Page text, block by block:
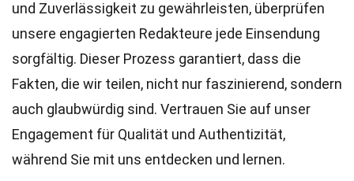
und Zuverlässigkeit zu gewährleisten, überprüfen
unsere engagierten Redakteure jede Einsendung
sorgfältig. Dieser Prozess garantiert, dass die
Fakten, die wir teilen, nicht nur faszinierend, sondern
auch glaubwürdig sind. Vertrauen Sie auf unser
Engagement für Qualität und Authentizität,
während Sie mit uns entdecken und lernen.